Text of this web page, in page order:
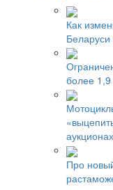
Как
Беларуси
более
Про